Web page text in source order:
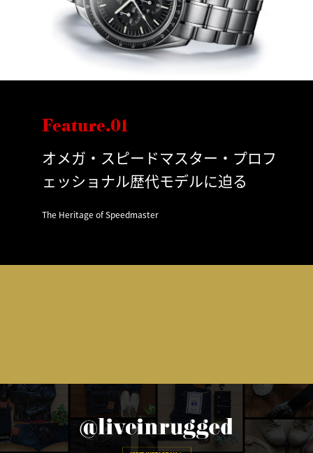
Feature.01
オメガ・スピードマスター・プロフ
ェッショナル歴代モデルに迫る
The Heritage of Speedmaster